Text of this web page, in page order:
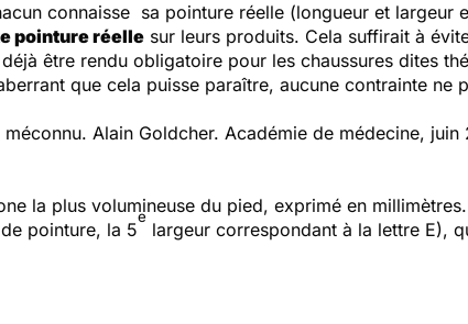
connaisse sa pointure réelle (longueur et largeur
pointure réelle sur leurs produits. Cela suffirait à
être rendu obligatoire pour les chaussures dites
que cela puisse paraître, aucune contrainte ne
Alain Goldcher. Académie de médecine, juin
la plus volumineuse du pied, exprimé en
pointure, la 5
e
largeur correspondant à la lettre E),